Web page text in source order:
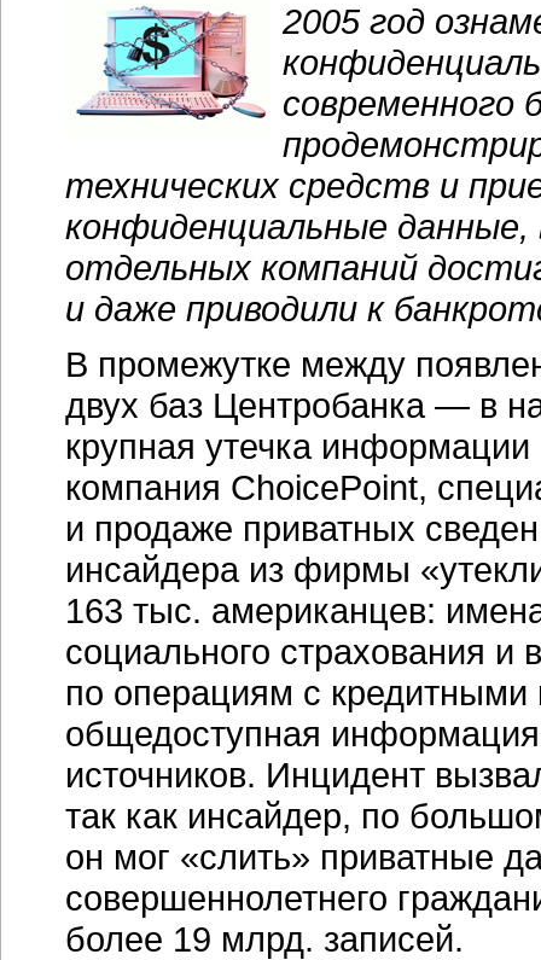
2005 год
современного
технических средств и
конфиденциальные
отдельных компаний
и даже приводили к
В промежутке между
двух баз Центробанка — в
крупная утечка
компания ChoicePoint,
и продаже приватных
инсайдера из фирмы
163 тыс. американцев:
социального страхования и
по операциям с кредитными
общедоступная
источников. Инцидент
так как инсайдер, по
он мог «слить» приватные
совершеннолетнего
более 19 млрд. записей.